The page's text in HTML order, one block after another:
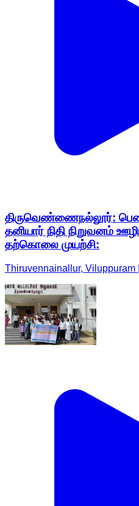
திருவெண்ணைநல்லூர்:
தனியார் நிதி நிறுவனம்
தற்கொலை முயற்சி:
Thiruvennainallur, Viluppuram